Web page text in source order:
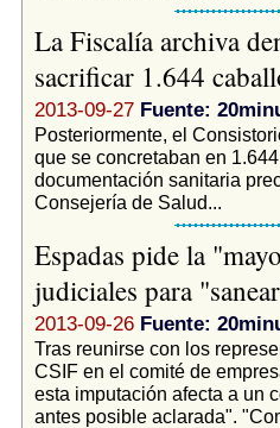
La Fiscalía archiva
sacrificar 1.644
2013-09-27 Fuente:
Posteriormente, el
que se concretaban en
documentación sanitaria
Consejería de Salud...
Espadas pide la
judiciales para
2013-09-26 Fuente:
Tras reunirse con los
CSIF en el comité de
esta imputación afecta a un
antes posible aclarada".